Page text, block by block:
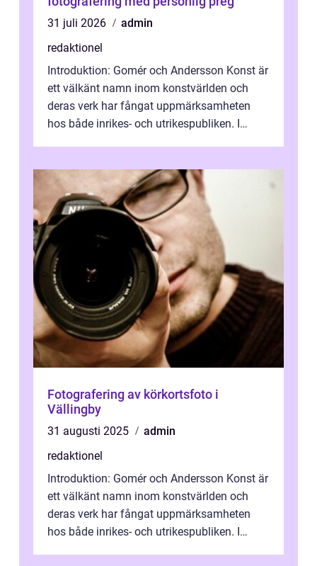
31 juli 2026
admin
redaktionel
Introduktion: Gomér och Andersson Konst är
ett välkänt namn inom konstvärlden och
deras verk har fångat uppmärksamheten
hos både inrikes- och utrikespubliken. I
Fotografering av körkortsfoto i
Vällingby
31 augusti 2025
admin
redaktionel
Introduktion: Gomér och Andersson Konst är
ett välkänt namn inom konstvärlden och
deras verk har fångat uppmärksamheten
hos både inrikes- och utrikespubliken. I